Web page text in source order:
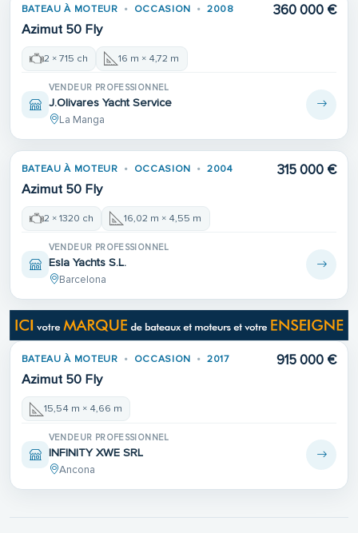
BATEAU À MOTEUR OCCASION 2008
Azimut 50 Fly
360 000 €
2 × 715 ch 16 m × 4,72 m
VENDEUR PROFESSIONNEL
J.Olivares Yacht Service
La Manga
BATEAU À MOTEUR OCCASION 2004
Azimut 50 Fly
315 000 €
2 × 1320 ch 16,02 m × 4,55 m
VENDEUR PROFESSIONNEL
Esla Yachts S.L.
Barcelona
BATEAU À MOTEUR OCCASION 2017
Azimut 50 Fly
915 000 €
15,54 m × 4,66 m
VENDEUR PROFESSIONNEL
INFINITY XWE SRL
Ancona